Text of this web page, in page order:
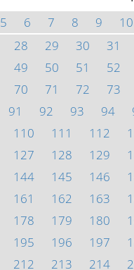
5 6 7 8 9 10
28 29 30 31
49 50 51 52
70 71 72 73
91 92 93 94
110 111 112
127 128 129
144 145 146
161 162 163
178 179 180
195 196 197
212 213 214